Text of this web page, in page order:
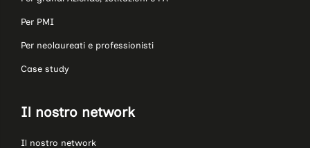
Per PMI
Per neolaureati e professionisti
Case study
Il nostro network
Il nostro network